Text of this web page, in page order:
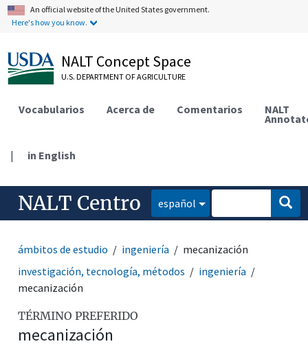
An official website of the United States government.
Here's how you know.
NALT Concept Space
U.S. DEPARTMENT OF AGRICULTURE
Vocabularios Acerca de Comentarios NALT
| in English
NALT Centro español
ámbitos de estudio ingeniería
mecanización
investigación, tecnología, métodos
ingeniería
mecanización
TÉRMINO PREFERIDO
mecanización